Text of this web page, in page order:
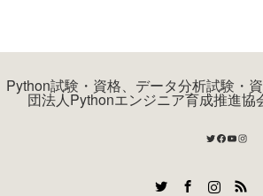
Python試験・資格、データ分析試験・
団法人Pythonエンジニア育成推進協
Twitter
Facebook
YouTube
RSS